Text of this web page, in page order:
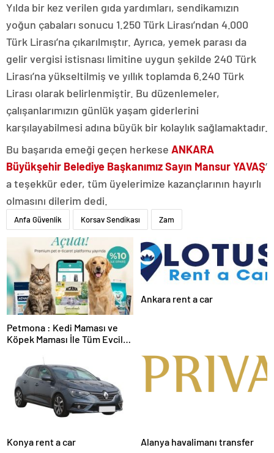
Yılda bir kez verilen gıda yardımları, sendikamızın
yoğun çabaları sonucu 1.250 Türk Lirası’ndan 4.000
Türk Lirası’na çıkarılmıştır. Ayrıca, yemek parası da
gelir vergisi istisnası limitine uygun şekilde 240 Türk
Lirası’na yükseltilmiş ve yıllık toplamda 6.240 Türk
Lirası olarak belirlenmiştir. Bu düzenlemeler,
çalışanlarımızın günlük yaşam giderlerini
karşılayabilmesi adına büyük bir kolaylık sağlamaktadır.
Bu başarıda emeği geçen herkese ANKARA
Büyükşehir Belediye Başkanımız Sayın Mansur YAVAŞ’
a teşekkür eder, tüm üyelerimize kazançlarının hayırlı
olmasını dilerim dedi.
Anfa Güvenlik Korsav Sendikası Zam
Petmona : Kedi Maması ve
Köpek Maması İle Tüm Evcil
Ankara rent a car
Konya rent a car Alanya havalimanı transfer